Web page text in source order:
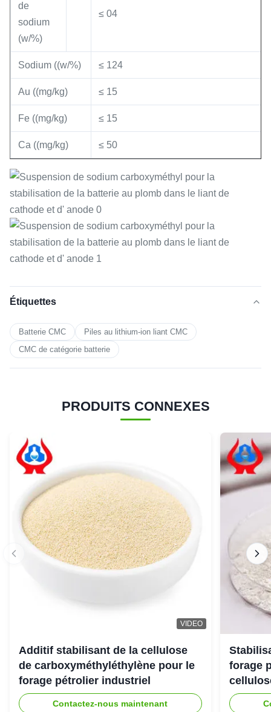
de
sodium
(w/%)
≤ 04
Sodium ((w/%) ≤ 124
Au ((mg/kg) ≤ 15
Fe ((mg/kg) ≤ 15
Ca ((mg/kg) ≤ 50
Étiquettes
Batterie CMC
Piles au lithium-ion liant CMC
CMC de catégorie batterie
PRODUITS CONNEXES
VIDEO
Additif stabilisant de la cellulose
de carboxyméthyléthylène pour le
forage pétrolier industriel
Contactez-nous maintenant
forage